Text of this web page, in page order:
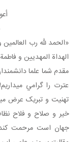
«الحمد لله رب العالمين
الهداة المهديين و
مقدم شما علما
عترت را گرامي مي
تهنيت و تبريک عرض
خير و صلاح و فلاح
جهان است مرحمت کند و